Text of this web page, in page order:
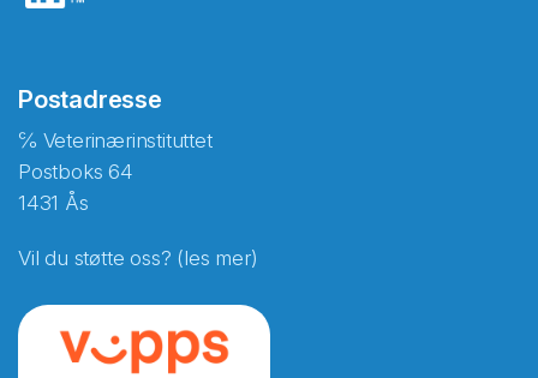
Postadresse
℅ Veterinærinstituttet
Postboks 64
1431 Ås
Vil du støtte oss? (les mer)